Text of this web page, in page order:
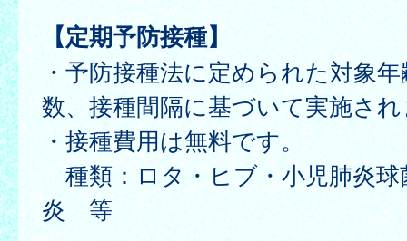
【定期予防接種】
・予防接種法に定められた対象
数、接種間隔に基づいて実施さ
・接種費用は無料です。
種類：ロタ・ヒブ・小児肺炎球
炎 等